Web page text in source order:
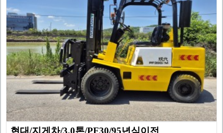
현대/지게차/3.0톤/PF30/95년식이전